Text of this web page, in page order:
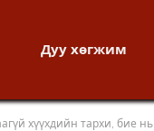
Дуу хөгжим
хүүхдийн тархи, бие